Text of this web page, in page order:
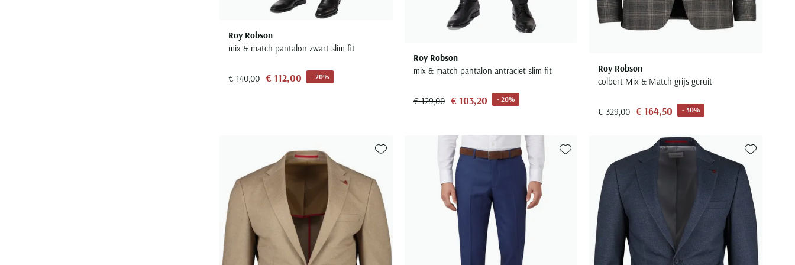
Roy Robson
mix & match pantalon zwart slim fit
€ 140,00 € 112,00 - 20%
Roy Robson
mix & match pantalon antraciet slim fit
€ 129,00 € 103,20 - 20%
Roy Robson
colbert Mix & Match grijs geruit
€ 329,00 € 164,50 - 50%
Toevoegen aan favorieten Toevoegen aan favorieten